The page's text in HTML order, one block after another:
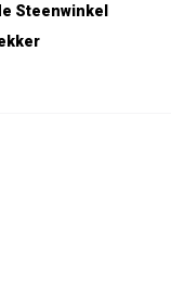
Steenwinkel